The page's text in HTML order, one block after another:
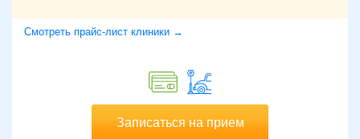
Смотреть прайс-лист клиники →
Записаться на прием